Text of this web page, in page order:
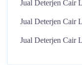
Jual Deterjen Cair
Jual Deterjen Cair
Jual Deterjen Cair